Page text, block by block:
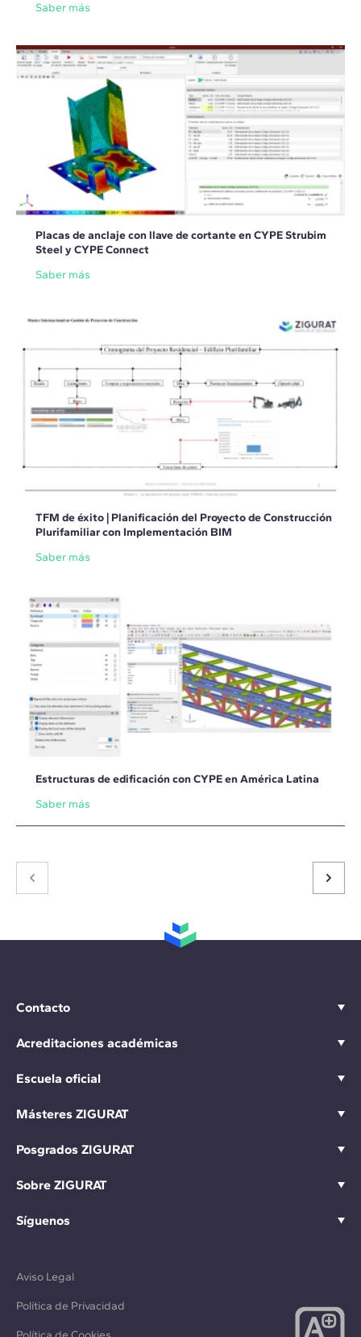
Saber más
Placas de anclaje con llave de cortante en CYPE Strubim
Steel y CYPE Connect
Saber más
TFM de éxito | Planificación del Proyecto de Construcción
Plurifamiliar con Implementación BIM
Saber más
Estructuras de edificación con CYPE en América Latina
Saber más
Contacto
Acreditaciones académicas
Escuela oficial
Másteres ZIGURAT
Posgrados ZIGURAT
Sobre ZIGURAT
Síguenos
Aviso Legal
Política de Privacidad